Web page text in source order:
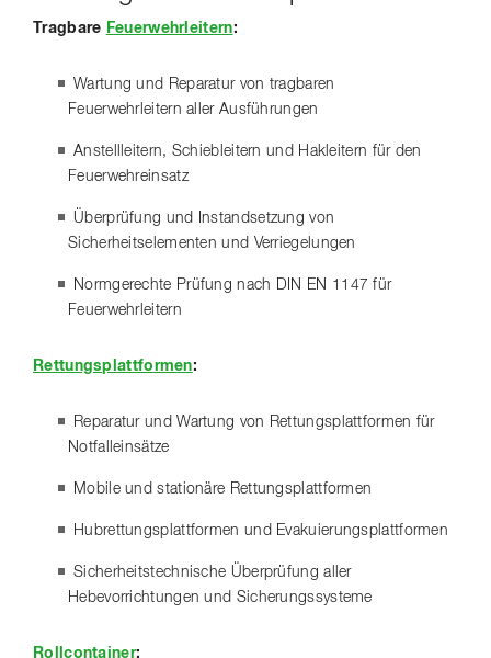
Tragbare Feuerwehrleitern:
Wartung und Reparatur von tragbaren
Feuerwehrleitern aller Ausführungen
Anstellleitern, Schiebleitern und Hakleitern für den
Feuerwehreinsatz
Überprüfung und Instandsetzung von
Sicherheitselementen und Verriegelungen
Normgerechte Prüfung nach DIN EN 1147 für
Feuerwehrleitern
Rettungsplattformen:
Reparatur und Wartung von Rettungsplattformen für
Notfalleinsätze
Mobile und stationäre Rettungsplattformen
Hubrettungsplattformen und Evakuierungsplattformen
Sicherheitstechnische Überprüfung aller
Hebevorrichtungen und Sicherungssysteme
Rollcontainer: